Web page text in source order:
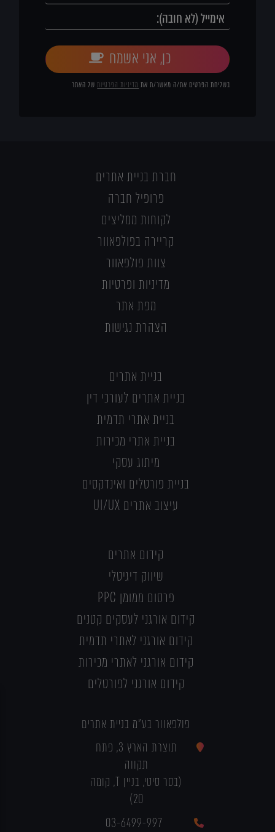
כן, אני אשמח
בשליחת הפרטים את/ה מאשר/ת את מדיניות הפרטיותשל האתר
חברת בניית אתרים
פרופיל חברה
לקוחות ממליצים
קריירה בפולפאוור
צוות פולפאוור
מדיניות ופרטיות
מפת אתר
הצהרת נגישות
בניית אתרים
בניית אתרים לעורכי דין
בניית אתרי תדמית
בניית אתרי מכירות
מיתוג עסקי
בניית פורטלים ואינדקסים
עיצוב אתרים UI/UX
קידום אתרים
שיווק דיגיטלי
פרסום ממומן PPC
קידום אורגני לעסקים קטנים
קידום אורגני לאתרי תדמית
קידום אורגני לאתרי מכירות
קידום אורגני לפורטלים
פולפאוור בע"מ בניית אתרים
תוצרת הארץ 3, פתח
תקווה
(בסר סיטי, בניין T, קומה
20)
03-6499-997